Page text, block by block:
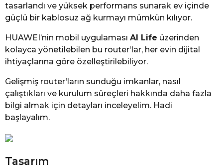
tasarlandı ve yüksek performans sunarak ev içinde
güçlü bir kablosuz ağ kurmayı mümkün kılıyor.
HUAWEI’nin mobil uygulaması AI Life üzerinden
kolayca yönetilebilen bu router’lar, her evin dijital
ihtiyaçlarına göre özelleştirilebiliyor.
Gelişmiş router’ların sunduğu imkanlar, nasıl
çalıştıkları ve kurulum süreçleri hakkında daha fazla
bilgi almak için detayları inceleyelim. Hadi
başlayalım.
Tasarım